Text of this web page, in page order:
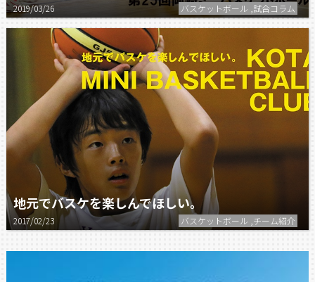
2019/03/26 バスケットボール ,試合コラム
地元でバスケを楽しんでほしい。
2017/02/23 バスケットボール ,チーム紹介